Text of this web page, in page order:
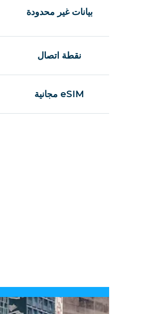
بيانات غير محدودة
نقطة اتصال
eSIM مجانية